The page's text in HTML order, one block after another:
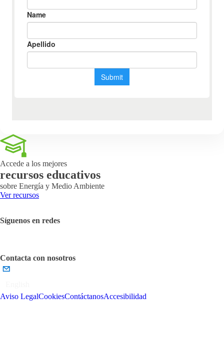
Accede a los mejores
recursos educativos
sobre Energía y Medio Ambiente
Ver recursos
Síguenos en redes
Contacta con nosotros
Aviso LegalCookiesContáctanosAccesibilidad